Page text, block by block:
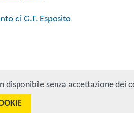
di G.F. Esposito
disponibile senza accettazione dei